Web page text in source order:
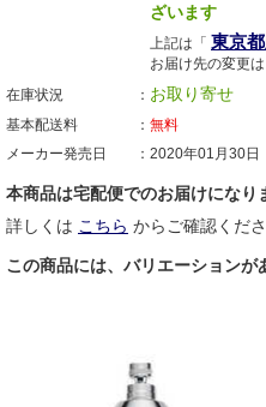
ざいます
上記は「 東京
お届け先の変更は
在庫状況
お取り寄せ
基本配送料
無料
メーカー発売日
2020年01月30日
本商品は宅配便でのお届けになり
詳しくは こちら からご確認くださ
この商品には、バリエーションが